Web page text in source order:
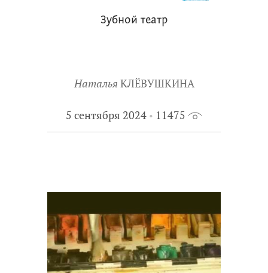
Зубной театр
Наталья КЛЁВУШКИНА
5 сентября 2024 11475